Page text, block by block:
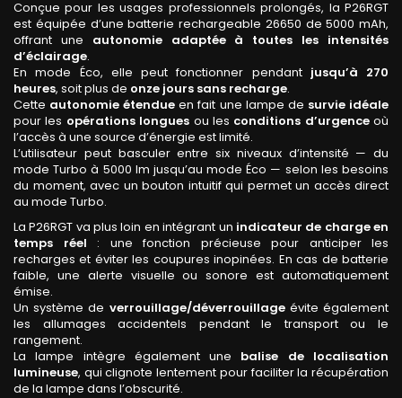
Conçue pour les usages professionnels prolongés, la P26RGT
est équipée d’une batterie rechargeable 26650 de 5000 mAh,
offrant une autonomie adaptée à toutes les intensités
d’éclairage.
En mode Éco, elle peut fonctionner pendant jusqu’à 270
heures, soit plus de onze jours sans recharge.
Cette autonomie étendue en fait une lampe de survie idéale
pour les opérations longues ou les conditions d’urgenceoù
l’accès à une source d’énergie est limité.
L’utilisateur peut basculer entre six niveaux d’intensité — du
mode Turbo à 5000 lm jusqu’au mode Éco — selon les besoins
du moment, avec un bouton intuitif qui permet un accès direct
au mode Turbo.
La P26RGT va plus loin en intégrant un indicateur de charge en
temps réel : une fonction précieuse pour anticiper les
recharges et éviter les coupures inopinées. En cas de batterie
faible, une alerte visuelle ou sonore est automatiquement
émise.
Un système de verrouillage/déverrouillageévite également
les allumages accidentels pendant le transport ou le
rangement.
La lampe intègre également une balise de localisation
lumineuse, qui clignote lentement pour faciliter la récupération
de la lampe dans l’obscurité.